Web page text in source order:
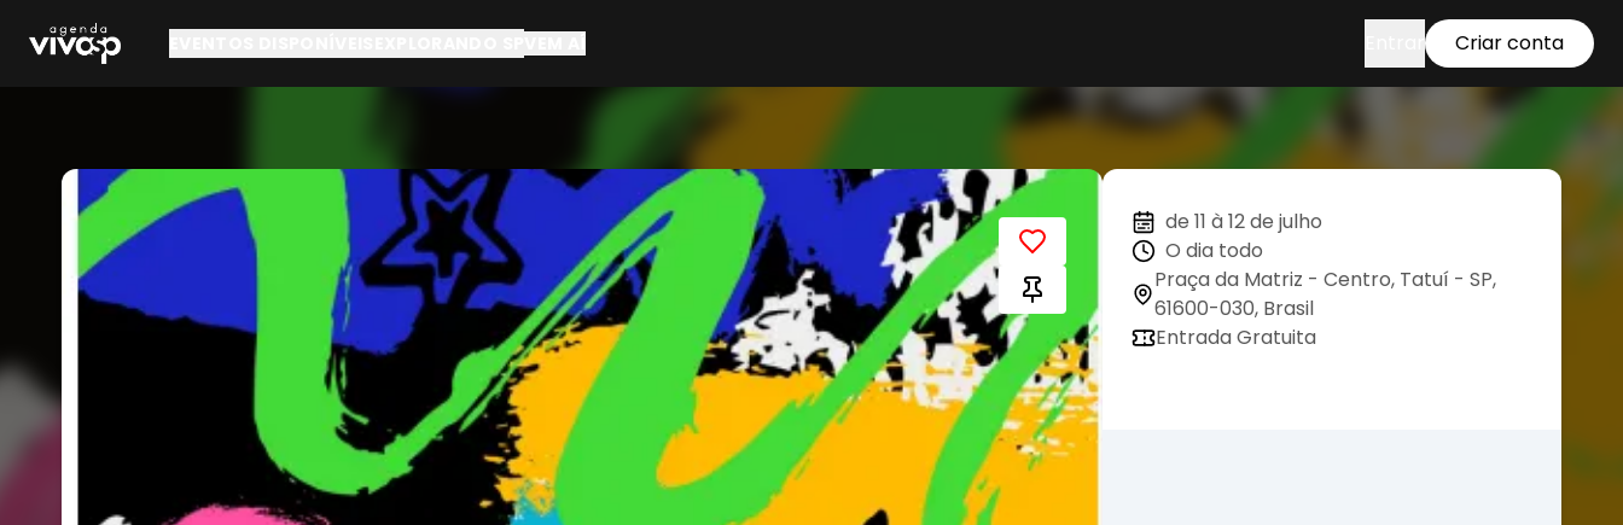
Criar conta
de 11 à 12 de julho
O dia todo
Praça da Matriz - Centro, Tatuí - SP,
61600-030, Brasil
Entrada Gratuita